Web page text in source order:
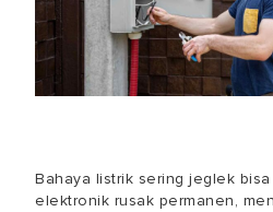
Bahaya listrik sering jeglek
elektronik rusak permanen,